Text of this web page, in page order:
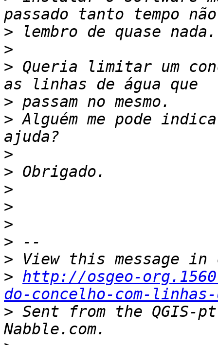
>
>
> Queria limitar um
>
> Alguém me pode
>
>
>
>
>
>
>
> http://osgeo-
do-concelho-com-
> Sent from the